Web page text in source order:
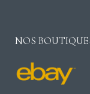
NOS